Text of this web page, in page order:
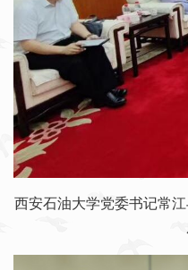
西安石油大学党委书记常